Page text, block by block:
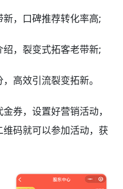
，口碑推荐转化率高;
，裂变式拓客老带新;
高效引流裂变拓新。
券，设置好营销活动，
码就可以参加活动，获